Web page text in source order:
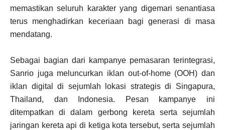
memastikan seluruh karakter yang digemari senantiasa
terus menghadirkan keceriaan bagi generasi di masa
mendatang.
Sebagai bagian dari kampanye pemasaran terintegrasi,
Sanrio juga meluncurkan iklan out-of-home (OOH) dan
iklan digital di sejumlah lokasi strategis di Singapura,
Thailand, dan Indonesia. Pesan kampanye ini
ditempatkan di dalam gerbong kereta serta sejumlah
jaringan kereta api di ketiga kota tersebut, serta sejumlah